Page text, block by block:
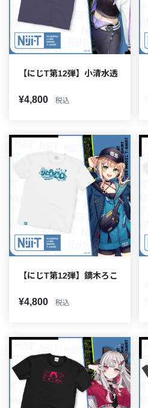
【にじT第12弾】小清水透
¥4,800 税込
【にじT第12弾】鏑木ろこ
¥4,800 税込